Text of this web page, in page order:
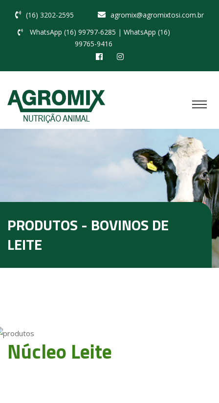
(16) 3202-2595
agromix@agromixtosi.com.br
WhatsApp (16) 99797-6285 | WhatsApp (16)
99765-9416
PRODUTOS - BOVINOS DE
LEITE
Núcleo Leite